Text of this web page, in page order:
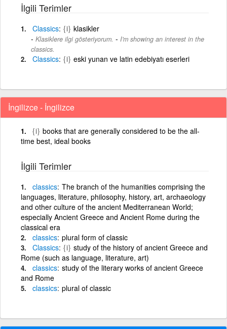
İlgili Terimler
Classics {i} klasikler
Klasiklere ilgi gösteriyorum. - I'm showing an interest in the
classics.
Classics {i} eski yunan ve latin edebiyatı eserleri
İngilizce - İngilizce
{i} books that are generally considered to be the all-
time best, ideal books
İlgili Terimler
classics The branch of the humanities comprising the
languages, literature, philosophy, history, art, archaeology
and other culture of the ancient Mediterranean World;
especially Ancient Greece and Ancient Rome during the
classical era
classics plural form of classic
Classics {i} study of the history of ancient Greece and
Rome (such as language, literature, art)
classics study of the literary works of ancient Greece
and Rome
classics plural of classic